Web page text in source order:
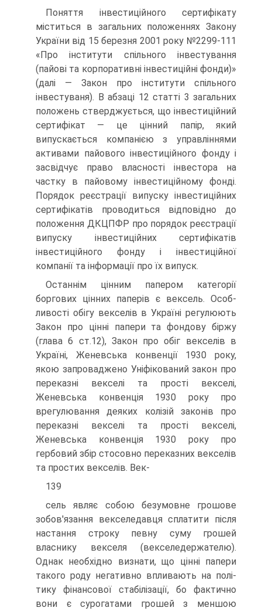
Поняття інвестиційного сертифікату
міститься в загальних положеннях За­кону
України від 15 березня 2001 року №2299-111
«Про інститути спільного інвестування
(пайові та корпоративні інвестиційні фонди)»
(далі — Закон про інститути спільного
інвестуваня). В абзаці 12 статті 3 загальних
положень стве­рджується, що інвестиційний
сертифікат — це цінний папір, який
випускається компанією з управліннями
активами пайового інвестиційного фонду і
засвідчує право власності інвестора на
частку в пайовому інвестиційному фонді.
Порядок реєстрації випуску інвестиційних
сертифікатів проводиться відповідно до
поло­ження ДКЦПФР про порядок реєстрації
випуску інвестиційних сертифікатів
інвестиційного фонду і інвестиційної
компанії та інформації про їх випуск.
Останнім цінним папером категорії
боргових цінних паперів є вексель. Особ­
ливості обігу векселів в Україні регулюють
Закон про цінні папери та фондову біржу
(глава 6 ст.12), Закон про обіг векселів в
Україні, Женевська конвенції 1930 року,
якою запроваджено Уніфікований закон про
переказні векселі та прості векселі,
Женевська конвенція 1930 року про
врегулювання деяких колі­зій законів про
переказні векселі та прості векселі,
Женевська конвенція 1930 року про
гербовий збір стосовно переказних векселів
та простих векселів. Век-
139
сель являє собою безумовне грошове
зобов'язання векселедавця сплатити після
настання строку певну суму грошей
власнику векселя (векселедержателю).
Однак необхідно визнати, що цінні папери
такого роду негативно впливають на полі­
тику фінансової стабілізації, бо фактично
вони є сурогатами грошей з меншою